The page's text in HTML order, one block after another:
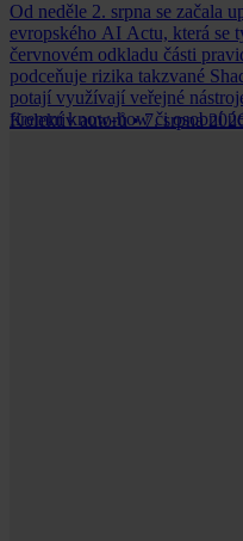
Od neděle 2. srpna se začala
evropského AI Actu, která se
červnovém odkladu části
podceňuje rizika takzvané
potají využívají veřejné
firemní know-how či osobní
Kolektiv autorů • 7. srpna